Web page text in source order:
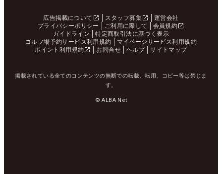
広告掲載について スタッフ募集
運営会社
プライバシーポリシー
ご利用に際して
会員規約
ガイドライン
特定商取引法に基づく表示
ゴルフ場予約サービス利用規約
マイページサービス利用規約
ポイント利用規約
お問合せ ヘルプ サイトマップ
掲載されている全てのコンテンツの無断での転載、転用、コピー等は禁じま
す。
© ALBA Net